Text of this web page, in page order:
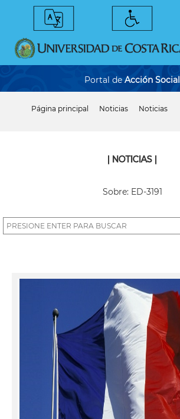
Portal de Acción Social
Página principal Noticias Noticias
| NOTICIAS |
Sobre: ED-3191